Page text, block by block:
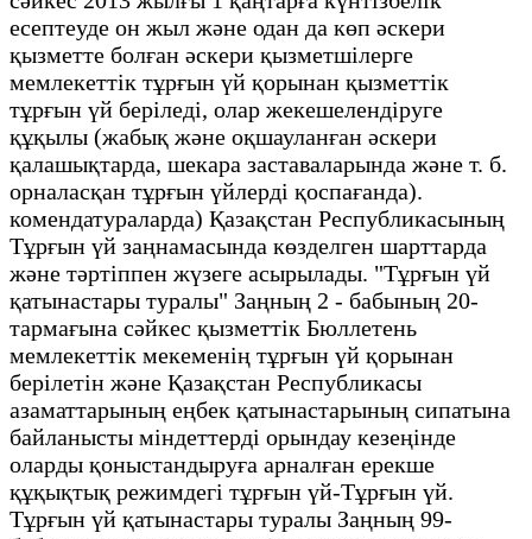
есептеуде он жыл және одан да көп әскери
қызметте болған әскери қызметшілерге
мемлекеттік тұрғын үй қорынан қызметтік
тұрғын үй беріледі, олар жекешелендіруге
құқылы (жабық және оқшауланған әскери
қалашықтарда, шекара заставаларында және т. б.
орналасқан тұрғын үйлерді қоспағанда).
комендатураларда) Қазақстан Республикасының
Тұрғын үй заңнамасында көзделген шарттарда
және тәртіппен жүзеге асырылады. "Тұрғын үй
қатынастары туралы" Заңның 2 - бабының 20-
тармағына сәйкес қызметтік Бюллетень
мемлекеттік мекеменің тұрғын үй қорынан
берілетін және Қазақстан Республикасы
азаматтарының еңбек қатынастарының сипатына
байланысты міндеттерді орындау кезеңінде
оларды қоныстандыруға арналған ерекше
құқықтық режимдегі тұрғын үй-Тұрғын үй.
Тұрғын үй қатынастары туралы Заңның 99-